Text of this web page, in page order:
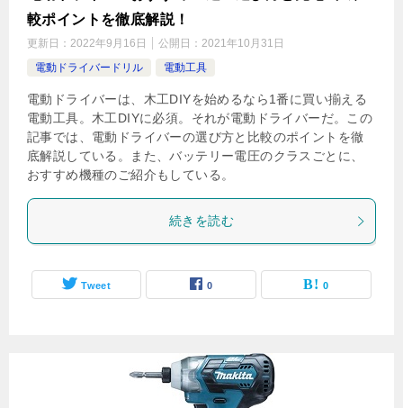
較ポイントを徹底解説！
更新日： 2022年9月16日 公開日： 2021年10月31日
電動ドライバードリル
電動工具
電動ドライバーは、木工DIYを始めるなら1番に買い揃える
電動工具。木工DIYに必須。それが電動ドライバーだ。この
記事では、電動ドライバーの選び方と比較のポイントを徹
底解説している。また、バッテリー電圧のクラスごとに、
おすすめ機種のご紹介もしている。
続きを読む
Tweet 0 0